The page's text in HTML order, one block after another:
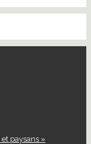
paysans »